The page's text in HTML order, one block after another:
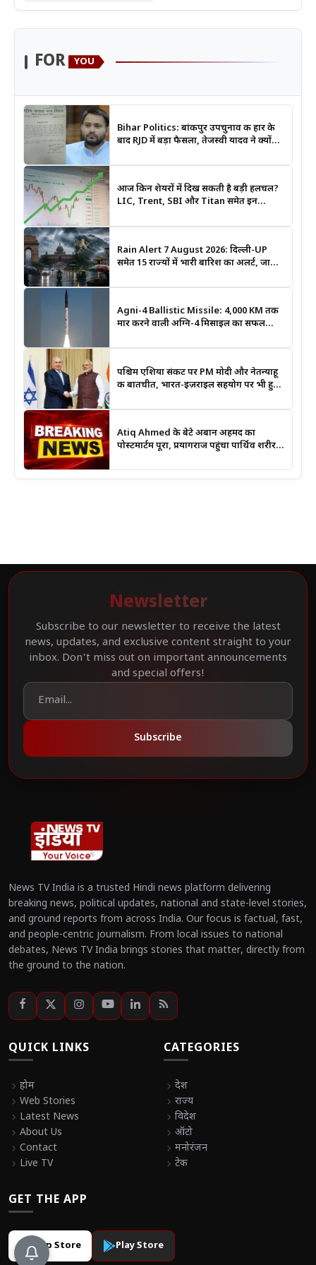
FOR YOU
Bihar Politics: बांकीपुर उपचुनाव की हार के
बाद RJD में बड़ा फैसला, तेजस्वी यादव ने क्यों
आज किन शेयरों में दिख सकती है बड़ी हलचल?
LIC, Trent, SBI और Titan समेत इन
Rain Alert 7 August 2026: दिल्ली-UP
समेत 15 राज्यों में भारी बारिश का अलर्ट, जानिए
Agni-4 Ballistic Missile: 4,000 KM तक
मार करने वाली अग्नि-4 मिसाइल का सफल
मजबूत
पश्चिम एशिया संकट पर PM मोदी और नेतन्याहू
की बातचीत, भारत-इज़राइल सहयोग पर भी हुई
Atiq Ahmed के बेटे अबान अहमद का
पोस्टमार्टम पूरा, प्रयागराज पहुंचा पार्थिव शरीर;
Newsletter
Subscribe to our newsletter to receive the latest
news, updates, and exclusive content straight to your
inbox. Don't miss out on important announcements
and special offers!
Subscribe
News TV India is a trusted Hindi news platform delivering
breaking news, political updates, national and state-level stories,
and ground reports from across India. Our focus is factual, fast,
and people-centric journalism. From local issues to national
debates, News TV India brings stories that matter, directly from
the ground to the nation.
QUICK LINKS
chevron_right होम
chevron_right Web Stories
chevron_right Latest News
chevron_right About Us
chevron_right Contact
chevron_right Live TV
CATEGORIES
chevron_right देश
chevron_right राज्य
chevron_right विदेश
chevron_right ऑटो
chevron_right मनोरंजन
chevron_right टेक
GET THE APP
App Store Play Store